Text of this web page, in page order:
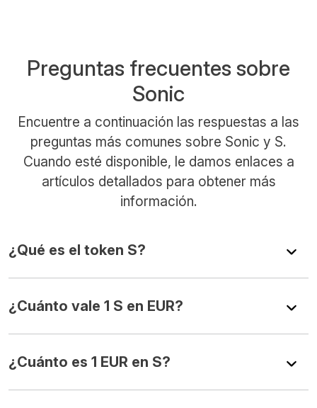
Preguntas frecuentes sobre
Sonic
Encuentre a continuación las respuestas a las
preguntas más comunes sobre Sonic y S.
Cuando esté disponible, le damos enlaces a
artículos detallados para obtener más
información.
¿Qué es el token S?
¿Cuánto vale 1 S en EUR?
¿Cuánto es 1 EUR en S?